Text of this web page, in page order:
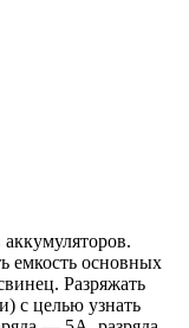
емкость основных
Разряжать
с целью узнать